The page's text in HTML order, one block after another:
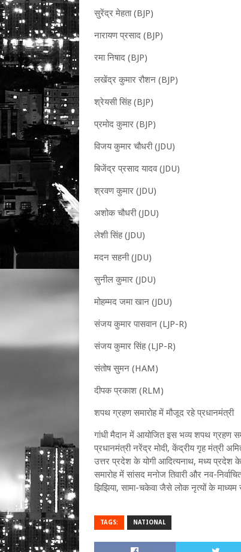
सुरेंद्र मेहता (BJP)
नारायण प्रसाद (BJP)
रमा निषाद (BJP)
लखेंद्र कुमार रौशन (BJP)
श्रेयसी सिंह (BJP)
प्रमोद कुमार (BJP)
विजय कुमार चौधरी (JDU)
बिजेंद्र प्रसाद यादव (JDU)
श्रवण कुमार (JDU)
अशोक चौधरी (JDU)
लेशी सिंह (JDU)
मदन सहनी (JDU)
सुनील कुमार (JDU)
मोहम्मद जमा खान (JDU)
संजय कुमार पासवान (LJP-R)
संजय कुमार सिंह (LJP-R)
संतोष सुमन (HAM)
दीपक प्रकाश (RLM)
शपथ ग्रहण समारोह में मौजूद रहे प्रधानमंत्री
गांधी मैदान में आयोजित इस भव्य शपथ ग्रहण
प्रधानमंत्री नरेंद्र मोदी, केंद्रीय गृह मंत्री
उत्तर प्रदेश के योगी आदित्यनाथ, मध्य प्रदेश
समारोह में सांसद मनोज तिवारी और नव-
झिझिया, सामा-चकेवा जैसे लोक नृत्यों के
TAGS: NATIONAL